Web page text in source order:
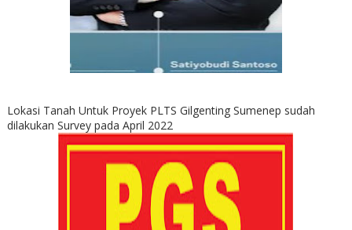
Lokasi Tanah Untuk Proyek PLTS Gilgenting Sumenep sudah
dilakukan Survey pada April 2022